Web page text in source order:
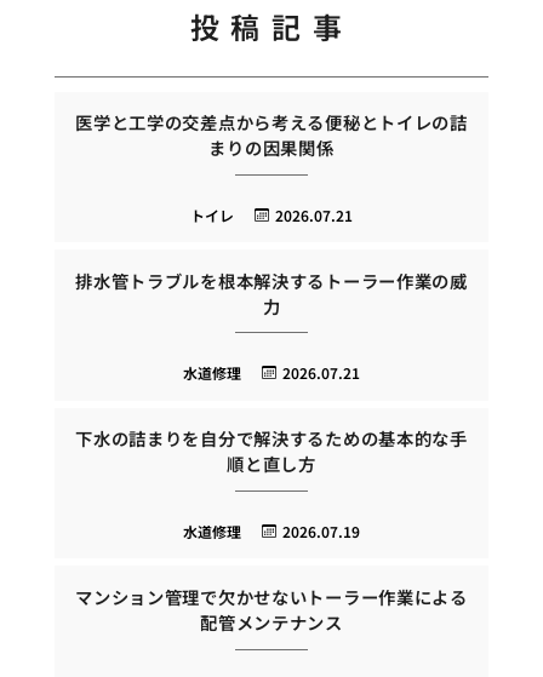
投稿記事
医学と工学の交差点から考える便秘とトイレの詰
まりの因果関係
2026.07.21
トイレ
排水管トラブルを根本解決するトーラー作業の威
力
2026.07.21
水道修理
下水の詰まりを自分で解決するための基本的な手
順と直し方
2026.07.19
水道修理
マンション管理で欠かせないトーラー作業による
配管メンテナンス